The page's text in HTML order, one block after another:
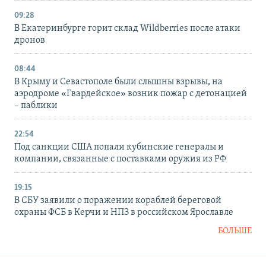
09:28
В Екатеринбурге горит склад Wildberries после атаки
дронов
08:44
В Крыму и Севастополе были слышны взрывы, на
аэродроме «Гвардейское» возник пожар с детонацией
– паблики
22:54
Под санкции США попали кубинские генералы и
компании, связанные с поставками оружия из РФ
19:15
В СБУ заявили о поражении кораблей береговой
охраны ФСБ в Керчи и НПЗ в российском Ярославле
БОЛЬШЕ